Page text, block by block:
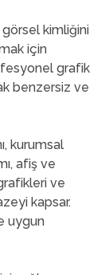
kimliğini
için
grafik
benzersiz ve
kurumsal
afiş ve
ve
kapsar.
uygun